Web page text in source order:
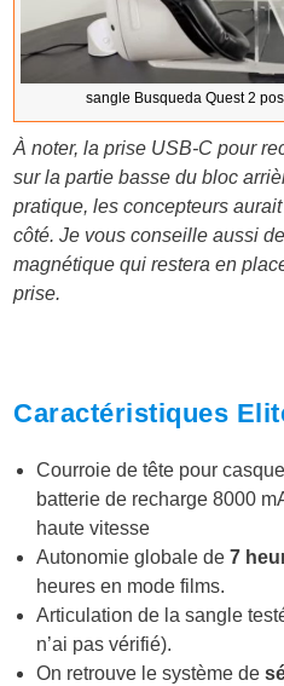
sangle Busqueda Quest 2
À noter, la prise USB-C pour
sur la partie basse du bloc
pratique, les concepteurs
côté. Je vous conseille aussi
magnétique qui restera en
prise.
Caractéristiques
Courroie de tête pour
batterie de recharge 8000
haute vitesse
Autonomie globale de 7
heures en mode films.
Articulation de la sangle
n’ai pas vérifié).
On retrouve le système de